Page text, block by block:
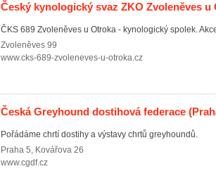
Český kynologický svaz ZKO Zvoleněves u
ČKS 689 Zvoleněves u Otroka - kynologický spolek.
Zvoleněves 99
www.cks-689-zvoleneves-u-otroka.cz
Česká Greyhound dostihová federace
Pořádáme chrtí dostihy a výstavy chrtů greyhoundů.
Praha 5, Kovářova 26
www.cgdf.cz